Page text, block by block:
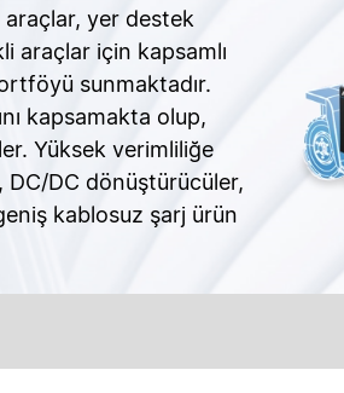
araçlar, yer destek
araçlar için kapsamlı
sunmaktadır.
kapsamakta olup,
Yüksek verimliliğe
DC dönüştürücüler,
kablosuz şarj ürün